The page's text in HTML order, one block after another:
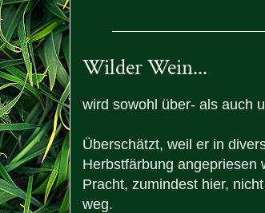
Wilder Wein...
wird sowohl über- als auch
Überschätzt, weil er in
Herbstfärbung angepriesen
Pracht, zumindest hier,
weg.